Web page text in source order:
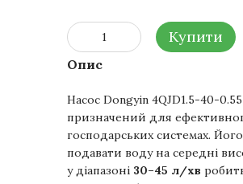
Купити
Опис
Насос Dongyin 4QJD1.5-40-
призначений для
господарських системах.
подавати воду на середні
у діапазоні 30–45 л/хв